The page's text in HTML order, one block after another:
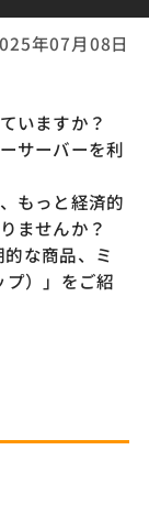
年07月08日
いますか？
サーバーを利
もっと経済的
ませんか？
な商品、ミ
）」をご紹